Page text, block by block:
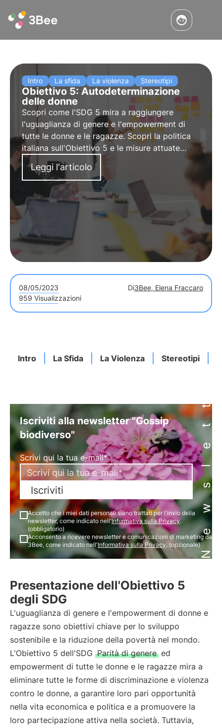
Intro La sfida La violenza Stereotipi
Obiettivo 5: Autodeterminazione
delle donne
Scopri come l'SDG 5 mira a raggiungere
l'uguaglianza di genere e l'empowerment di
tutte le donne e le ragazze. Scopri la politica
italiana sull'Obiettivo 5 e le misure attuate
durante la pandemia.
Leggi l'articolo
08/05/2023 Di3Bee, Elena Fraccaro
959 Visualizzazioni
Intro La Sfida La Violenza StereotipiNewsletter
Iscriviti alla newsletter "Gossip
biodiverso"
Scrivi qui la tua e-mail*
Iscriviti
Accetto che i miei dati personali siano trattati per l'invio della
newsletter, come indicato nell'Informativa sulla Privacy.
(obbligatorio)
Acconsento a ricevere newsletter e comunicazioni di marketing da
3Bee, come indicato nell'Informativa sulla Privacy. (opzionale)
Presentazione dell'Obiettivo 5
degli SDG
L'uguaglianza di genere e l'empowerment di donne e
ragazze sono obiettivi chiave per lo sviluppo
sostenibile e la riduzione della povertà nel mondo.
L'Obiettivo 5 dell'SDG Parità di genere ed
empowerment di tutte le donne e le ragazze mira a
eliminare tutte le forme di discriminazione e violenza
contro le donne, a garantire loro pari opportunità
nella vita economica e politica e a promuovere la
loro partecipazione attiva nella società. Tuttavia,